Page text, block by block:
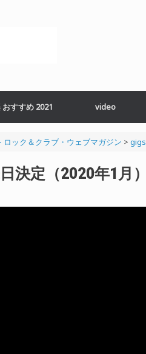
おすすめ 2021 video
ロック＆クラブ・ウェブマガジン > gigs
決定（2020年1月）